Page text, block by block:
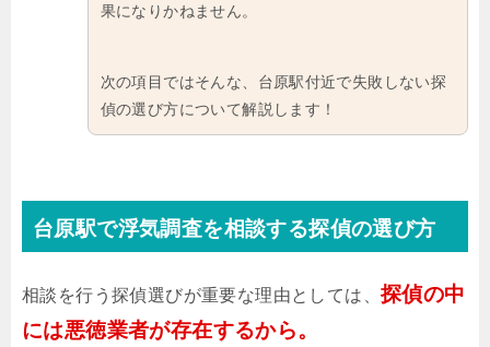
果になりかねません。
次の項目ではそんな、台原駅付近で失敗しない探
偵の選び方について解説します！
台原駅で浮気調査を相談する探偵の選び方
相談を行う探偵選びが重要な理由としては、 探偵の中
には悪徳業者が存在するから。